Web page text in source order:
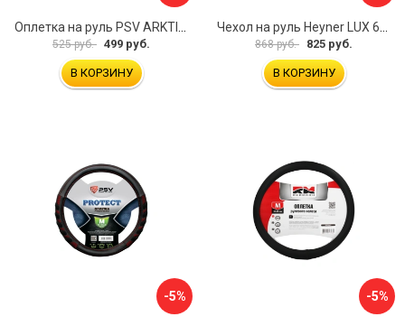
525 руб. 499 руб.
В КОРЗИНУ
868 руб. 825 руб.
В КОРЗИНУ
-5% -5%